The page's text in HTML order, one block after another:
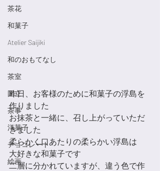
茶花
和菓子
Atelier Saijiki
和のおもてなし
茶室
国立
茶事
洋菓子
チョコレート
絵画
昨日、お客様のために和菓子の浮島を
作りました
お抹茶と一緒に、召し上がっていただ
きました
柔らかく口あたりの柔らかい浮島は
大好きな和菓子です
二層に分かれていますが、違う色で作